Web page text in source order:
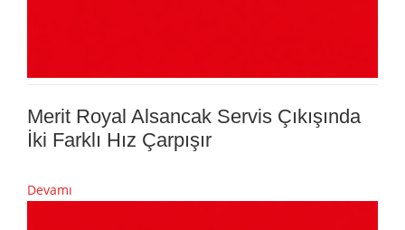
Merit Royal Alsancak Servis Çıkışında
İki Farklı Hız Çarpışır
Devamı